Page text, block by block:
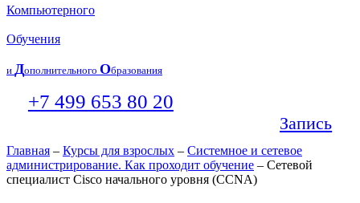
Компьютерного
Обучения
и Дополнительного Образования
+7 499 653 80 20
Запись
Главная – Курсы для взрослых – Системное и сетевое
администрирование. Как проходит обучение – Сетевой
специалист Cisco начального уровня (CCNA)